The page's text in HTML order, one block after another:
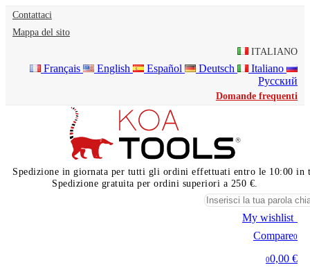
Contattaci
Mappa del sito
ITALIANO
Français English Español Deutsch
Italiano
Русский
Domande frequenti
Spedizione in giornata per tutti gli ordini effettuati entro le 10:00 in
Spedizione gratuita per ordini superiori a 250 €.
My wishlist
Compare0
00,00 €